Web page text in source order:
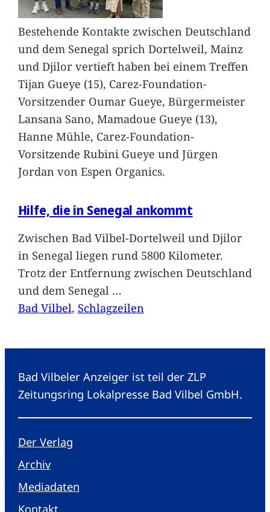
Bestehende Kontakte zwischen Deutschland
und dem Senegal sprich Dortelweil, Mainz
und Djilor vertieft haben bei einem Treffen
Tijan Gueye (15), Carez-Foundation-
Vorsitzender Oumar Gueye, Bürgermeister
Lansana Sano, Mamadoue Gueye (13),
Hanne Mühle, Carez-Foundation-
Vorsitzende Rubini Gueye und Jürgen
Jordan von Espen Organics.
Hilfe, die in Senegal ankommt
Zwischen Bad Vilbel-Dortelweil und Djilor
in Senegal liegen rund 5800 Kilometer.
Trotz der Entfernung zwischen Deutschland
und dem Senegal …
Bad Vilbel, Schlagzeilen
Bad Vilbeler Anzeiger ist teil der ZLP
Zeitungsring Lokalpresse Bad Vilbel GmbH.
Der Verlag
Archiv
Mediadaten
Kontakt